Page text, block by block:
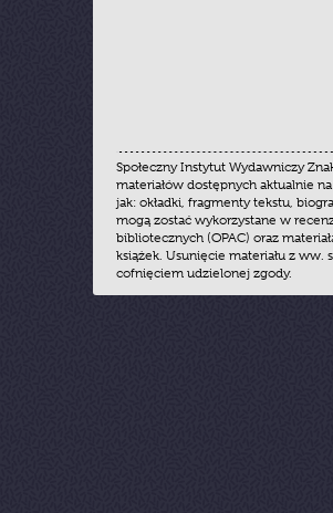
Społeczny Instytut Wydawniczy
materiałów dostępnych aktualnie
jak: okładki, fragmenty tekstu,
mogą zostać wykorzystane w
bibliotecznych (OPAC) oraz
książek. Usunięcie materiału z
cofnięciem udzielonej zgody.